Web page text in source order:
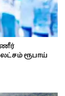
ரூபாய்